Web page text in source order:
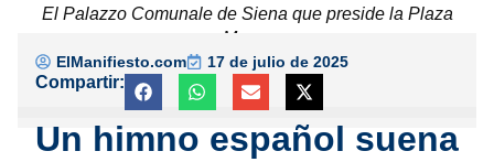
El Palazzo Comunale de Siena que preside la Plaza
Mayor
ElManifiesto.com 17 de julio de 2025
Compartir:
Un himno español suena